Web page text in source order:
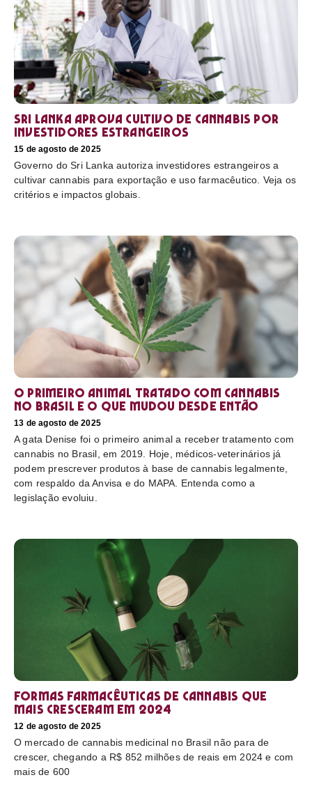
Sri Lanka aprova cultivo de cannabis por
investidores estrangeiros
15 de agosto de 2025
Governo do Sri Lanka autoriza investidores estrangeiros a
cultivar cannabis para exportação e uso farmacêutico. Veja os
critérios e impactos globais.
O primeiro animal tratado com cannabis
no Brasil e o que mudou desde então
13 de agosto de 2025
A gata Denise foi o primeiro animal a receber tratamento com
cannabis no Brasil, em 2019. Hoje, médicos-veterinários já
podem prescrever produtos à base de cannabis legalmente,
com respaldo da Anvisa e do MAPA. Entenda como a
legislação evoluiu.
Formas farmacêuticas de cannabis que
mais cresceram em 2024
12 de agosto de 2025
O mercado de cannabis medicinal no Brasil não para de
crescer, chegando a R$ 852 milhões de reais em 2024 e com
mais de 600